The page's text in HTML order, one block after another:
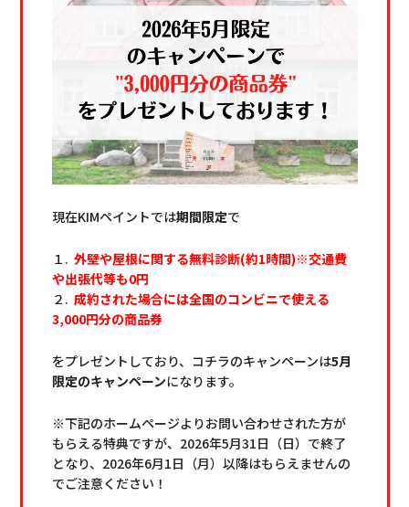
現在KIMペイントでは期間限定で
１. 外壁や屋根に関する無料診断(約1時間)※交通費
や出張代等も0円
２. 成約された場合には全国のコンビニで使える
3,000円分の商品券
をプレゼントしており、コチラのキャンペーンは5月
限定のキャンペーンになります。
※下記のホームページよりお問い合わせされた方が
もらえる特典ですが、2026年5月31日（日）で終了
となり、2026年6月1日（月）以降はもらえませんの
でご注意ください！